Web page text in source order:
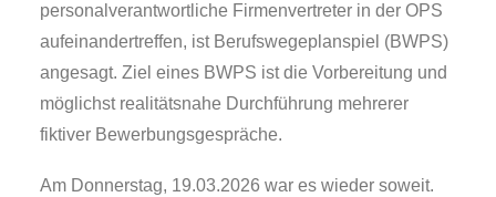
personalverantwortliche Firmenvertreter in der OPS
aufeinandertreffen, ist Berufswegeplanspiel (BWPS)
angesagt. Ziel eines BWPS ist die Vorbereitung und
möglichst realitätsnahe Durchführung mehrerer
fiktiver Bewerbungsgespräche.
Am Donnerstag, 19.03.2026 war es wieder soweit.